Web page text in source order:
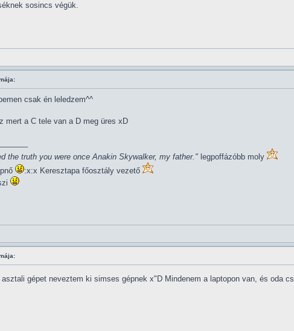
sosincs végük.
csak én leledzem^^
mert a C tele van a D meg üres xD
the truth you were once Anakin Skywalker, my father." legpoffázóbb moly
:x:x Keresztapa főosztály vezető
asztali gépet neveztem ki simses gépnek x"D Mindenem a laptopon van, és oda